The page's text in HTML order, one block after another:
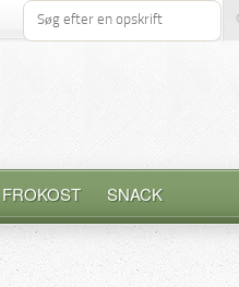
Søg efter opskrift
FROKOST SNACK